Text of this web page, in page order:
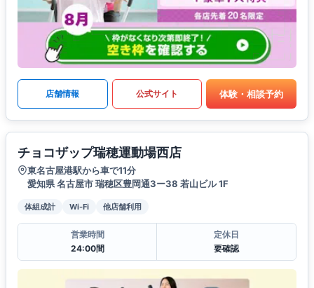
店舗情報 公式サイト 体験・相談予約
チョコザップ瑞穂運動場西店
東名古屋港駅から車で11分
愛知県 名古屋市 瑞穂区豊岡通3ー38 若山ビル 1F
体組成計 Wi-Fi 他店舗利用
営業時間
24:00間
定休日
要確認